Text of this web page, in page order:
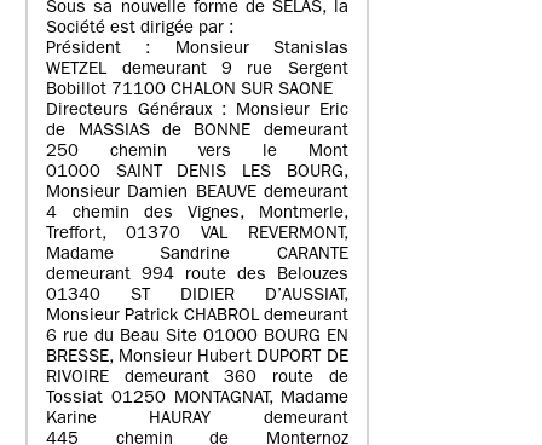
Sous sa nouvelle forme de SELAS, la
Société est dirigée par :
Président : Monsieur Stanislas
WETZEL demeurant 9 rue Sergent
Bobillot 71100 CHALON SUR SAONE
Directeurs Généraux : Monsieur Eric
de MASSIAS de BONNE demeurant
250 chemin vers le Mont
01000 SAINT DENIS LES BOURG,
Monsieur Damien BEAUVE demeurant
4 chemin des Vignes, Montmerle,
Treffort, 01370 VAL REVERMONT,
Madame Sandrine CARANTE
demeurant 994 route des Belouzes
01340 ST DIDIER D’AUSSIAT,
Monsieur Patrick CHABROL demeurant
6 rue du Beau Site 01000 BOURG EN
BRESSE, Monsieur Hubert DUPORT DE
RIVOIRE demeurant 360 route de
Tossiat 01250 MONTAGNAT, Madame
Karine HAURAY demeurant
445 chemin de Monternoz